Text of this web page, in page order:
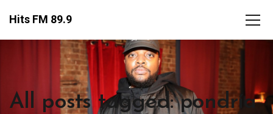
Hits FM 89.9
All posts tagged: pondría